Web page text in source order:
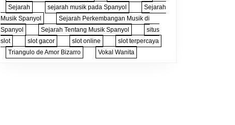
Sejarah
sejarah musik pada Spanyol
Sejarah
Musik Spanyol
Sejarah Perkembangan Musik di
Spanyol
Sejarah Tentang Musik Spanyol
situs
slot
slot gacor slot online
slot terpercaya
Triangulo de Amor Bizarro
Vokal Wanita